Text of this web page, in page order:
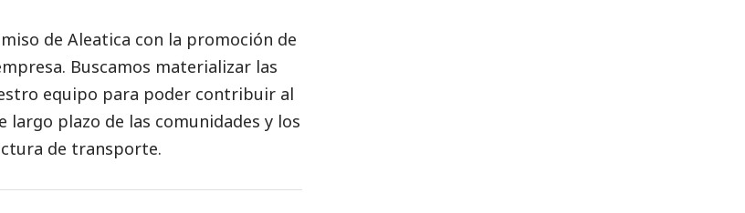
de Aleatica con la promoción de
Buscamos materializar las
equipo para poder contribuir al
plazo de las comunidades y los
de transporte.